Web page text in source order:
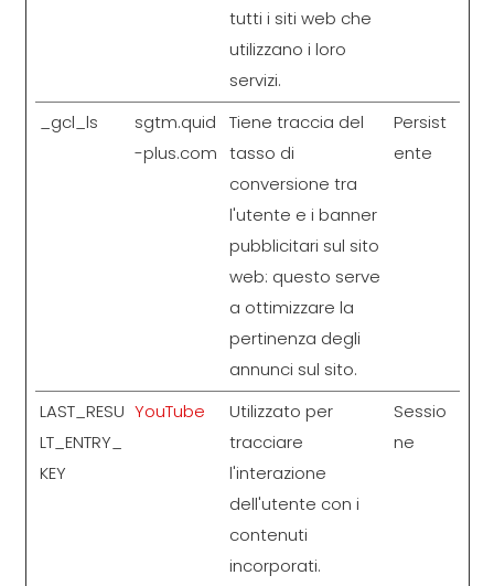
tutti i siti web che
utilizzano i loro
servizi.
_gcl_ls
sgtm.quid
-plus.com
Tiene traccia del
tasso di
conversione tra
l'utente e i banner
pubblicitari sul sito
web: questo serve
a ottimizzare la
pertinenza degli
annunci sul sito.
Persist
ente
LAST_RESU
LT_ENTRY_
KEY
YouTube
Utilizzato per
tracciare
l'interazione
dell'utente con i
contenuti
incorporati.
Sessio
ne